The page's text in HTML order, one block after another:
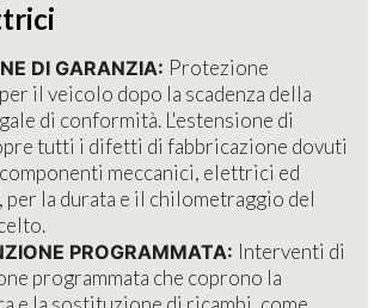
DI GARANZIA: Protezione
il veicolo dopo la scadenza della
di conformità. L'estensione di
tutti i difetti di fabbricazione dovuti
meccanici, elettrici ed
la durata e il chilometraggio del
PROGRAMMATA: Interventi di
programmata che coprono la